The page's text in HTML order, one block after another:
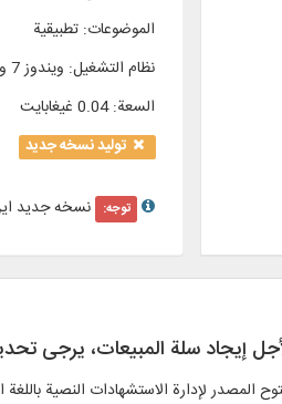
الموضوعات: تطبيقية
نظام التشغیل: ويندوز 7 وأعلی
السعة:0.04 غيغابايت
تولید نسخه جدید
توجه: نسخه جدید
إيجاد سلة المبيعات، يرجی